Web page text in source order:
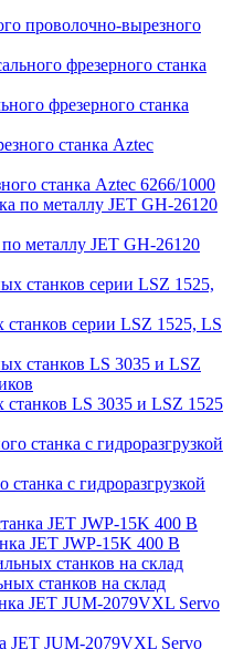
проволочно-вырезного
фрезерного станка
станка Aztec 6266/1000
металлу JET GH-26120
серии LSZ 1525, LS
LS 3035 и LSZ 1525
c гидроразгрузкой
JET JWP-15K 400 В
станков на склад
JET JUM-2079VXL Servo